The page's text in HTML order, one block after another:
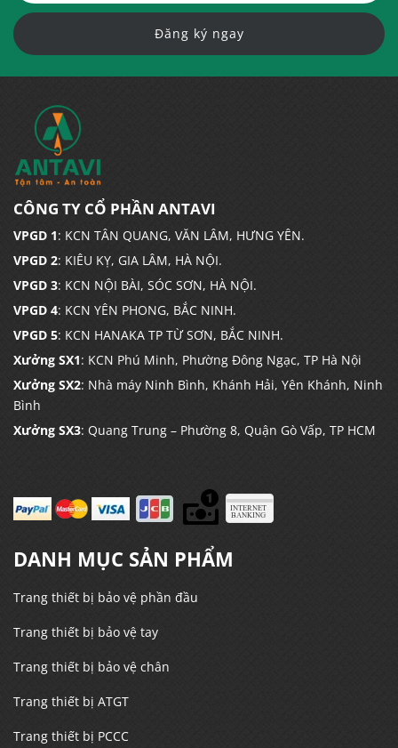
Đăng ký ngay
CÔNG TY CỔ PHẦN ANTAVI
VPGD 1: KCN TÂN QUANG, VĂN LÂM, HƯNG YÊN.
VPGD 2: KIÊU KỴ, GIA LÂM, HÀ NỘI.
VPGD 3: KCN NỘI BÀI, SÓC SƠN, HÀ NỘI.
VPGD 4: KCN YÊN PHONG, BẮC NINH.
VPGD 5: KCN HANAKA TP TỪ SƠN, BẮC NINH.
Xưởng SX1: KCN Phú Minh, Phường Đông Ngạc, TP Hà Nội
Xưởng SX2: Nhà máy Ninh Bình, Khánh Hải, Yên Khánh, Ninh
Bình
Xưởng SX3: Quang Trung – Phường 8, Quận Gò Vấp, TP HCM
DANH MỤC SẢN PHẨM
Trang thiết bị bảo vệ phần đầu
Trang thiết bị bảo vệ tay
Trang thiết bị bảo vệ chân
Trang thiết bị ATGT
Trang thiết bị PCCC